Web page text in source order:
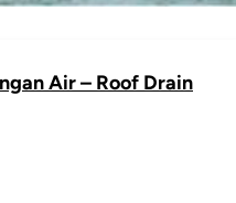
Air – Roof Drain